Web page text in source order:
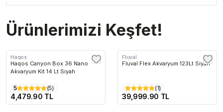
Ürünlerimizi Keşfet!
Haqos
Haqos Canyon Box 36 Nano
Akvaryum Kit 14 Lt Siyah
5 (5)
4,479.90 TL
Fluval
Fluval Flex Akvaryum 123Lt Siyah
(1)
39,999.90 TL